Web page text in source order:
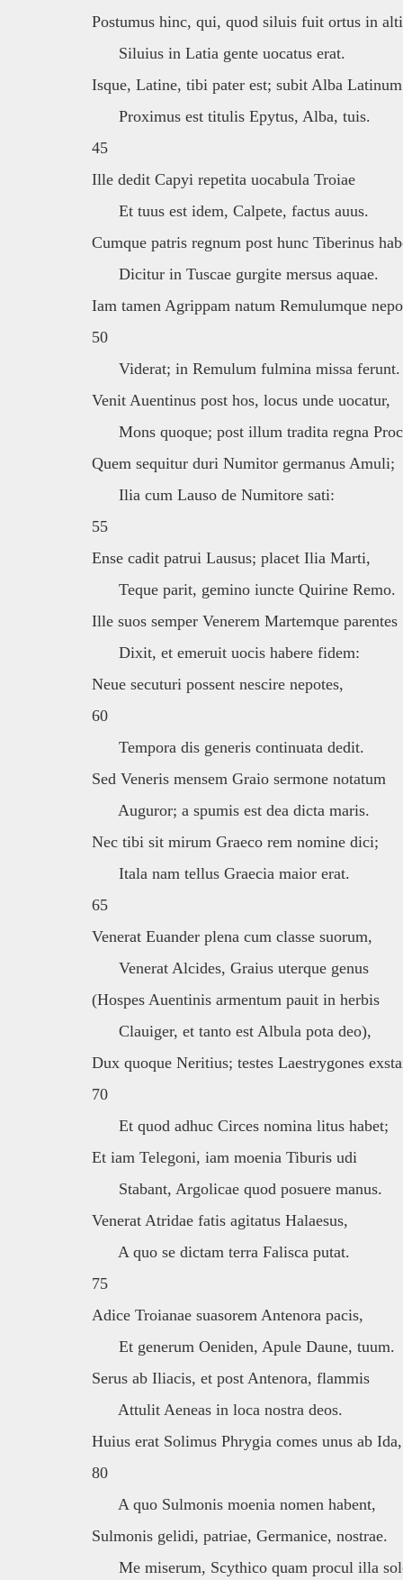
Postumus hinc, qui, quod siluis fuit ortus in
Siluius in Latia gente uocatus erat.
Isque, Latine, tibi pater est; subit Alba
Proximus est titulis Epytus, Alba, tuis.
45
Ille dedit Capyi repetita uocabula Troiae
Et tuus est idem, Calpete, factus auus.
Cumque patris regnum post hunc Tiberinus
Dicitur in Tuscae gurgite mersus aquae.
Iam tamen Agrippam natum Remulumque
50
Viderat; in Remulum fulmina missa ferunt.
Venit Auentinus post hos, locus unde uocatur,
Mons quoque; post illum tradita regna
Quem sequitur duri Numitor germanus Amuli;
Ilia cum Lauso de Numitore sati:
55
Ense cadit patrui Lausus; placet Ilia Marti,
Teque parit, gemino iuncte Quirine Remo.
Ille suos semper Venerem Martemque parentes
Dixit, et emeruit uocis habere fidem:
Neue secuturi possent nescire nepotes,
60
Tempora dis generis continuata dedit.
Sed Veneris mensem Graio sermone notatum
Auguror; a spumis est dea dicta maris.
Nec tibi sit mirum Graeco rem nomine dici;
Itala nam tellus Graecia maior erat.
65
Venerat Euander plena cum classe suorum,
Venerat Alcides, Graius uterque genus
(Hospes Auentinis armentum pauit in herbis
Clauiger, et tanto est Albula pota deo),
Dux quoque Neritius; testes Laestrygones
70
Et quod adhuc Circes nomina litus habet;
Et iam Telegoni, iam moenia Tiburis udi
Stabant, Argolicae quod posuere manus.
Venerat Atridae fatis agitatus Halaesus,
A quo se dictam terra Falisca putat.
75
Adice Troianae suasorem Antenora pacis,
Et generum Oeniden, Apule Daune, tuum.
Serus ab Iliacis, et post Antenora, flammis
Attulit Aeneas in loca nostra deos.
Huius erat Solimus Phrygia comes unus ab Ida,
80
A quo Sulmonis moenia nomen habent,
Sulmonis gelidi, patriae, Germanice, nostrae.
Me miserum, Scythico quam procul illa